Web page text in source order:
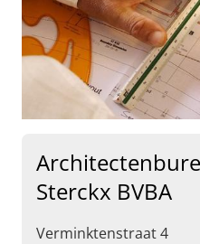
Sterckx BVBA
Verminktenstraat 4